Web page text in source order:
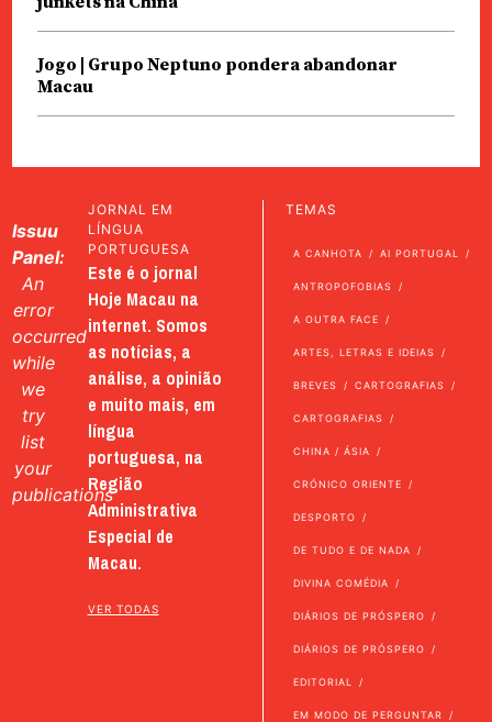
Jogo | Grupo Neptuno pondera abandonar
Macau
Issuu
Panel:
An
error
occurred
while
we
try
list
your
publications
JORNAL EM
LÍNGUA
PORTUGUESA
Este é o jornal
Hoje Macau na
internet. Somos
as notícias, a
análise, a opinião
e muito mais, em
língua
portuguesa, na
Região
Administrativa
Especial de
Macau.
VER TODAS
TEMAS
A CANHOTA AI PORTUGAL
ANTROPOFOBIAS
A OUTRA FACE
ARTES, LETRAS E IDEIAS
BREVES CARTOGRAFIAS
CARTOGRAFIAS
CHINA / ÁSIA
CRÓNICO ORIENTE
DESPORTO
DE TUDO E DE NADA
DIVINA COMÉDIA
DIÁRIOS DE PRÓSPERO
DIÁRIOS DE PRÓSPERO
EDITORIAL
EM MODO DE PERGUNTAR